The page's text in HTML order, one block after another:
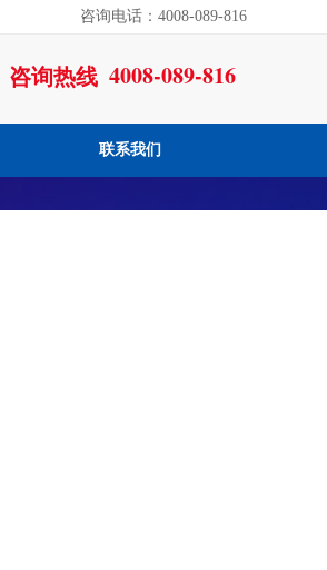
咨询电话：4008-089-816
咨询热线 4008-089-816
联系我们